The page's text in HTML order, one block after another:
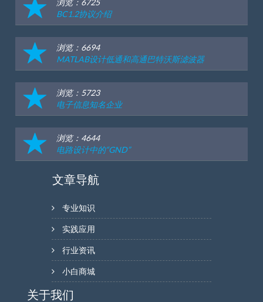
BC1.2协议介绍
浏览：6694
MATLAB设计低通和高通巴特沃斯滤波器
浏览：5723
电子信息知名企业
浏览：4644
电路设计中的“GND”
文章导航
专业知识
实践应用
行业资讯
小白商城
关于我们